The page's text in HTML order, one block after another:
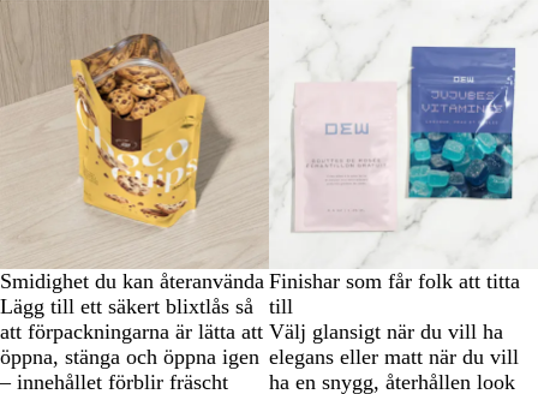
Smidighet du kan återanvända
Lägg till ett säkert blixtlås så
att förpackningarna är lätta att
öppna, stänga och öppna igen
– innehållet förblir fräscht
Finishar som får folk att titta
till
Välj glansigt när du vill ha
elegans eller matt när du vill
ha en snygg, återhållen look